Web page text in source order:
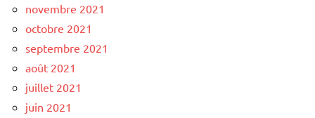
novembre 2021
octobre 2021
septembre 2021
août 2021
juillet 2021
juin 2021